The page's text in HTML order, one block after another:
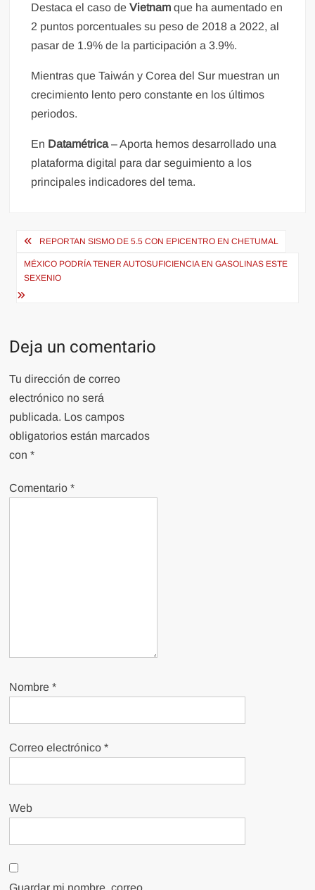
Destaca el caso deVietnam que ha aumentado en
2 puntos porcentuales su peso de 2018 a 2022, al
pasar de 1.9% de la participación a 3.9%.
Mientras que Taiwán y Corea del Sur muestran un
crecimiento lento pero constante en los últimos
periodos.
En Datamétrica– Aporta hemos desarrollado una
plataforma digital para dar seguimiento a los
principales indicadores del tema.
Navegación
de
entradas
REPORTAN SISMO DE 5.5 CON EPICENTRO EN CHETUMAL
MÉXICO PODRÍA TENER AUTOSUFICIENCIA EN GASOLINAS ESTE
SEXENIO
Deja un comentario
Tu dirección de correo
electrónico no será
publicada. Los campos
obligatorios están marcados
con*
Comentario*
Nombre*
Correo electrónico*
Web
Guardar mi nombre, correo